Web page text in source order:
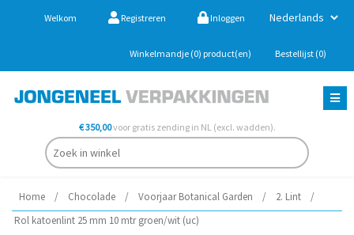
Welkom Registreren Inloggen
Winkelmandje (0) product(en) Bestellijst (0)
€ 350,00voor gratis zending in NL (excl. wadden).
Home / Chocolade / Voorjaar Botanical Garden / 2. Lint
/
Rol katoenlint 25 mm 10 mtr groen/wit (uc)